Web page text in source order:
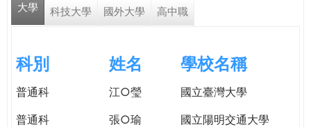
格。
e
e
r
大學 科技大學 國外大學 高中職
科別 姓名 學校名稱
普通科 江○瑩
國立臺灣大學
普通科
張○瑜
國立陽明交通大學